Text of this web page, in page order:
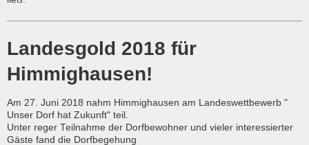
Landesgold 2018 für
Himmighausen!
Am 27. Juni 2018 nahm Himmighausen am Landeswettbewerb "
Unser Dorf hat Zukunft" teil.
Unter reger Teilnahme der Dorfbewohner und vieler interessierter
Gäste fand die Dorfbegehung